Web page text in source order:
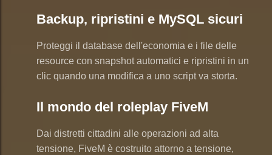
Backup, ripristini e MySQL sicuri
Proteggi il database dell'economia e i file delle
resource con snapshot automatici e ripristini in un
clic quando una modifica a uno script va storta.
Il mondo del roleplay FiveM
Dai distretti cittadini alle operazioni ad alta
tensione, FiveM è costruito attorno a tensione,